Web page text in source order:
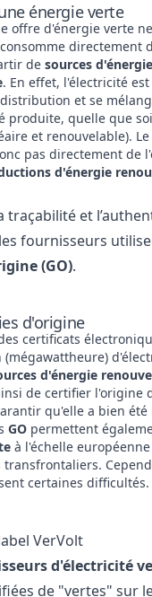
énergie verte
offre d'énergie verte
directement
de sources d'énergie
. En effet, l'électricité
et se
produite, quelle que
et renouvelable).
pas directement de
d'énergie
traçabilité et
fournisseurs
(GO).
d'origine
certificats
(mégawattheure)
d'énergie
de certifier l'origine
qu'elle a bien été
GO permettent
à l'échelle
transfrontaliers.
certaines difficultés.
VerVolt
d'électricité
de "vertes" sur